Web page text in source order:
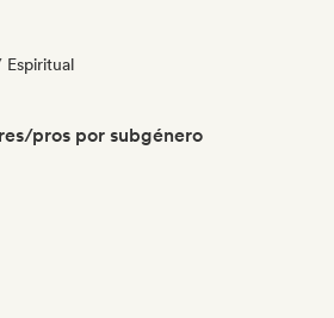
pros por subgénero